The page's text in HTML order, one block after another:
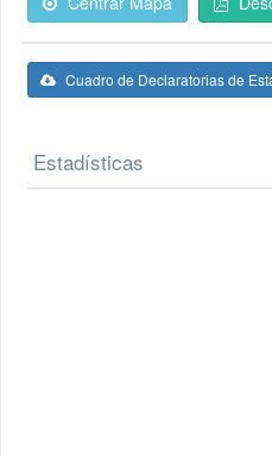
Cuadro de Declaratorias de
Estadísticas